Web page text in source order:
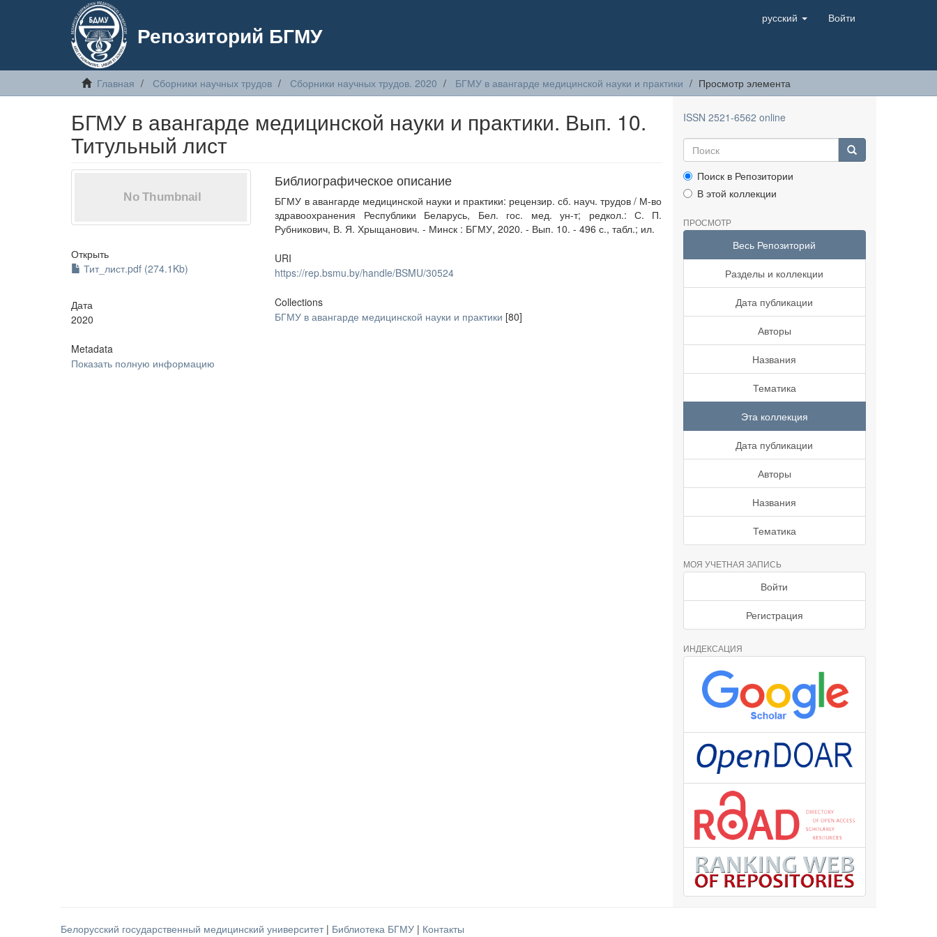
Репозиторий БГМУ
русский Войти
Главная Сборники научных трудов Сборники научных трудов. 2020 БГМУ в авангарде медицинской науки и практики Просмотр элемента
БГМУ в авангарде медицинской науки и практики. Вып. 10.
Титульный лист
Открыть
Тит_лист.pdf (274.1Kb)
Дата
2020
Metadata
Показать полную информацию
Библиографическое описание
БГМУ в авангарде медицинской науки и практики: рецензир. сб. науч. трудов / М-во
здравоохранения Республики Беларусь, Бел. гос. мед. ун-т; редкол.: С. П.
Рубникович, В. Я. Хрыщанович. - Минск : БГМУ, 2020. - Вып. 10. - 496 с., табл.; ил.
URI
https://rep.bsmu.by/handle/BSMU/30524
Collections
БГМУ в авангарде медицинской науки и практики [80]
ISSN 2521-6562 online
Поиск в Репозитории
В этой коллекции
ПРОСМОТР
Весь Репозиторий
Разделы и коллекции
Дата публикации
Авторы
Названия
Тематика
Эта коллекция
Дата публикации
Авторы
Названия
Тематика
МОЯ УЧЕТНАЯ ЗАПИСЬ
Войти
Регистрация
ИНДЕКСАЦИЯ
Белорусский государственный медицинский университет | Библиотека БГМУ | Контакты